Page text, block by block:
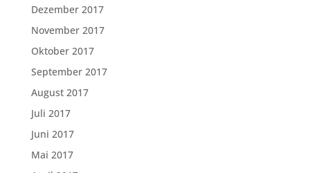
Dezember 2017
November 2017
Oktober 2017
September 2017
August 2017
Juli 2017
Juni 2017
Mai 2017